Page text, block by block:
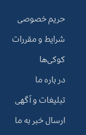
حریم خصوصی
شرایط و مقررات
کوکی‌ها
در باره ما
تبلیغات و آگهی
ارسال خبر به ما